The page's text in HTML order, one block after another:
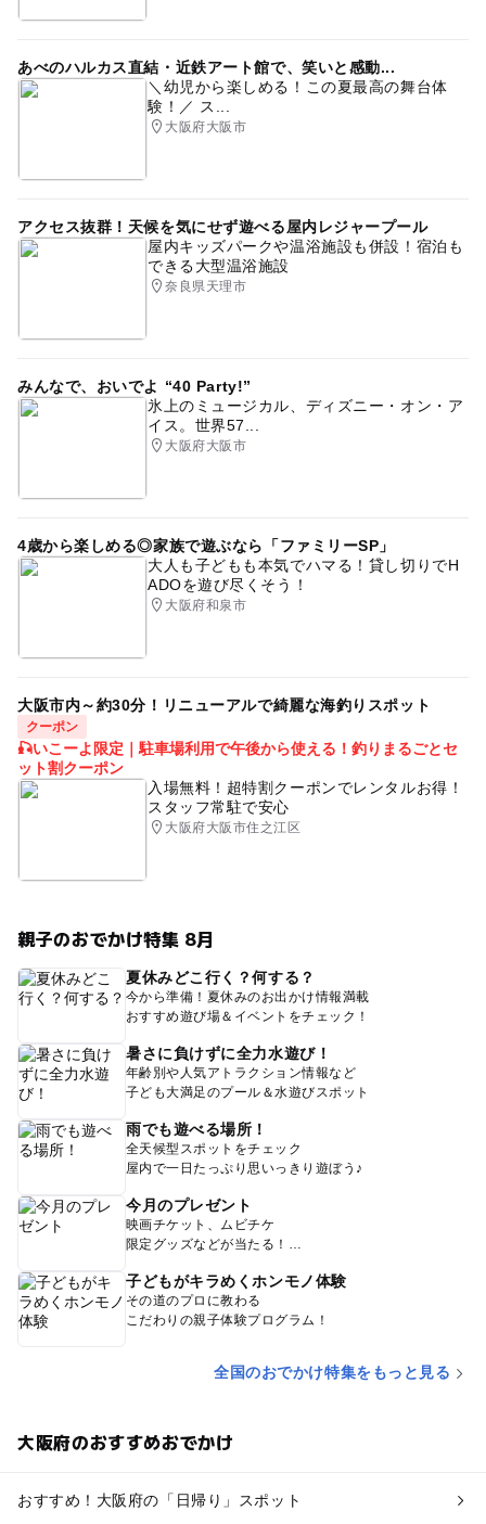
あべのハルカス直結・近鉄アート館で、笑いと感動...
＼幼児から楽しめる！この夏最高の舞台体
験！／ ス...
大阪府大阪市
アクセス抜群！天候を気にせず遊べる屋内レジャープール
屋内キッズパークや温浴施設も併設！宿泊も
できる大型温浴施設
奈良県天理市
みんなで、おいでよ “40 Party!”
氷上のミュージカル、ディズニー・オン・ア
イス。世界57...
大阪府大阪市
4歳から楽しめる◎家族で遊ぶなら「ファミリーSP」
大人も子どもも本気でハマる！貸し切りでH
ADOを遊び尽くそう！
大阪府和泉市
大阪市内～約30分！リニューアルで綺麗な海釣りスポット
クーポン
🎣いこーよ限定｜駐車場利用で午後から使える！釣りまるごとセ
ット割クーポン
入場無料！超特割クーポンでレンタルお得！
スタッフ常駐で安心
大阪府大阪市住之江区
親子のおでかけ特集 8月
夏休みどこ行く？何する？
今から準備！夏休みのお出かけ情報満載
おすすめ遊び場＆イベントをチェック！
暑さに負けずに全力水遊び！
年齢別や人気アトラクション情報など
子ども大満足のプール＆水遊びスポット
雨でも遊べる場所！
全天候型スポットをチェック
屋内で一日たっぷり思いっきり遊ぼう♪
今月のプレゼント
映画チケット、ムビチケ
限定グッズなどが当たる！
子どもがキラめくホンモノ体験
その道のプロに教わる
こだわりの親子体験プログラム！
全国のおでかけ特集をもっと見る
大阪府のおすすめおでかけ
おすすめ！大阪府の「日帰り」スポット